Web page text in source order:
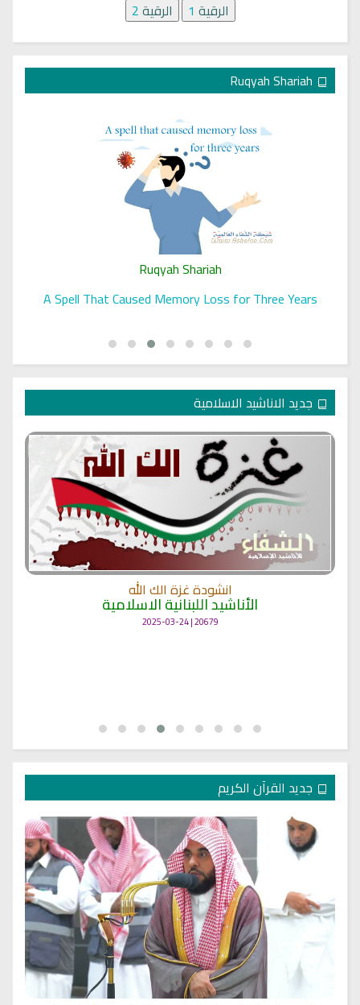
الرقية 1 الرقية2
Ruqyah Shariah
A Spell That Caused Memory Loss for Three Years
جديد الاناشيد الاسلامية
انشودة غزة الك الله
الأناشيد اللبنانية الاسلامية
20679 | 2025-03-24
جديد القرآن الكريم